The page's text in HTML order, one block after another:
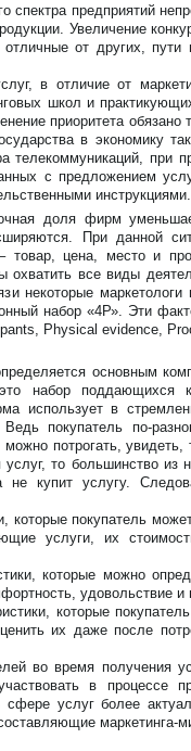
спектра предприятий
Увеличение
от других,
в отличие от
школ и
приоритета
в экономику
телекоммуникаций, при
с предложением
инструкциями.
доля фирм
При данной
товар, цена, место и
охватить все виды
некоторые
набор «4Р». Эти
Physical evidence,
основным
набор поддающихся
использует в
покупатель по-
потрогать,
то большинство из
не купит услугу.
которые покупатель
услуги, их
которые можно
удовольствие
которые
их даже после
во время получения
в процессе
сфере услуг более
маркетинга-